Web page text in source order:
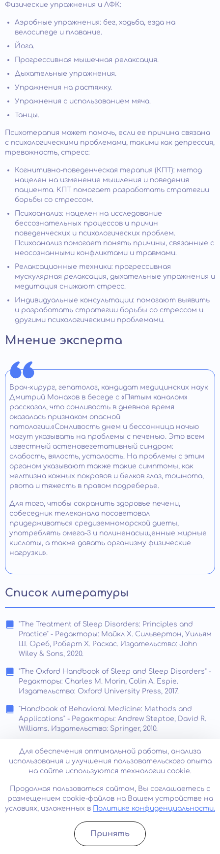
Физические упражнения и ЛФК:
Аэробные упражнения: бег, ходьба, езда на
велосипеде и плавание.
Йога.
Прогрессивная мышечная релаксация.
Дыхательные упражнения.
Упражнения на растяжку.
Упражнения с использованием мяча.
Танцы.
Психотерапия может помочь, если ее причина связана
с психологическими проблемами, такими как депрессия,
тревожность, стресс:
Когнитивно-поведенческая терапия (КПТ): метод
нацелен на изменение мышления и поведения
пациента. КПТ помогает разработать стратегии
борьбы со стрессом.
Психоанализ: нацелен на исследование
бессознательных процессов и причин
поведенческих и психологических проблем.
Психоанализ помогает понять причины, связанные с
неосознанными конфликтами и травмами.
Релаксационные техники: прогрессивная
мускулярная релаксация, дыхательные упражнения и
медитация снижают стресс.
Индивидуальные консультации: помогают выявить
и разработать стратегии борьбы со стрессом и
другими психологическими проблемами.
Мнение эксперта
Врач-хирург, гепатолог, кандидат медицинских наук
Дмитрий Монахов в беседе с «Пятым каналом»
рассказал, что сонливость в дневное время
оказалась признаком опасной
патологии.«Сонливость днем и бессонница ночью
могут указывать на проблемы с печенью. Это всем
известный астеновегетативный синдром:
слабость, вялость, усталость. На проблемы с этим
органом указывают также такие симптомы, как
желтизна кожных покровов и белков глаз, тошнота,
рвота и тяжесть в правом подреберье.
Для того, чтобы сохранить здоровье печени,
собеседник телеканала посоветовал
придерживаться средиземноморской диеты,
употреблять омега-3 и полиненасыщенные жирные
кислоты, а также давать организму физические
нагрузки».
Список литературы
"The Treatment of Sleep Disorders: Principles and
Practice" - Редакторы: Майкл Х. Сильвертон, Уильям
Ш. Ореб, Роберт Х. Раскас. Издательство: John
Wiley & Sons, 2020.
"The Oxford Handbook of Sleep and Sleep Disorders" -
Редакторы: Charles M. Morin, Colin A. Espie.
Издательство: Oxford University Press, 2017.
"Handbook of Behavioral Medicine: Methods and
Applications" - Редакторы: Andrew Steptoe, David R.
Williams. Издательство: Springer, 2010.
"Cognitive Behavioral Treatment of Insomnia: A Session-
by-Session Guide" - Авторы: Michael L. Perlis, Carissa
M. Coulbourne, Brett Kuhn. Издательство: Springer,
2015.
"Psychological Treatment of Insomnia" - Автор: Jack D.
Edinger. Издательство: John Wiley & Sons, 2010.
"The Relaxation and Stress Reduction Workbook" -
Авторы: Martha Davis, Elizabeth Robbins Eshelman,
Matthew McKay. Издательство: New Harbinger
Записатьcя
Для обеспечения оптимальной работы, анализа
использования и улучшения пользовательского опыта
на сайте используются технологии cookie.
Продолжая пользоваться сайтом, Вы соглашаетесь с
размещением cookie-файлов на Вашем устройстве на
условиях, изложенных в
Политике конфиденциальности.
Принять